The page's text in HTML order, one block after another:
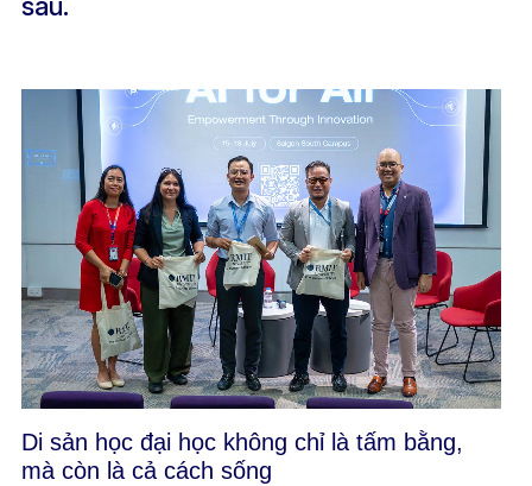
Di sản học đại học không chỉ là tấm bằng,
mà còn là cả cách sống